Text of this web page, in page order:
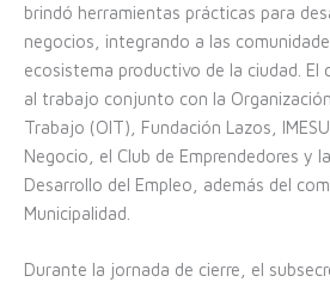
brindó herramientas prácticas para
negocios, integrando a las
ecosistema productivo de la ciudad. El
al trabajo conjunto con la
Trabajo (OIT), Fundación Lazos,
Negocio, el Club de Emprendedores y
Desarrollo del Empleo, además del
Municipalidad.
Durante la jornada de cierre, el